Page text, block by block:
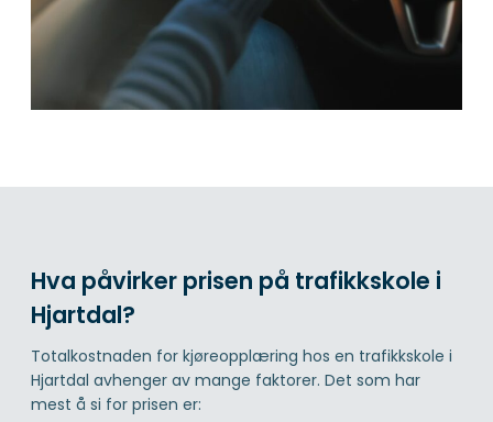
Hva påvirker prisen på trafikkskole i
Hjartdal?
Totalkostnaden for kjøreopplæring hos en trafikkskole i
Hjartdal avhenger av mange faktorer. Det som har
mest å si for prisen er: